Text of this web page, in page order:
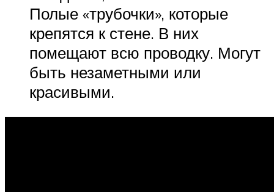
Полые «трубочки», которые
крепятся к стене. В них
помещают всю проводку. Могут
быть незаметными или
красивыми.